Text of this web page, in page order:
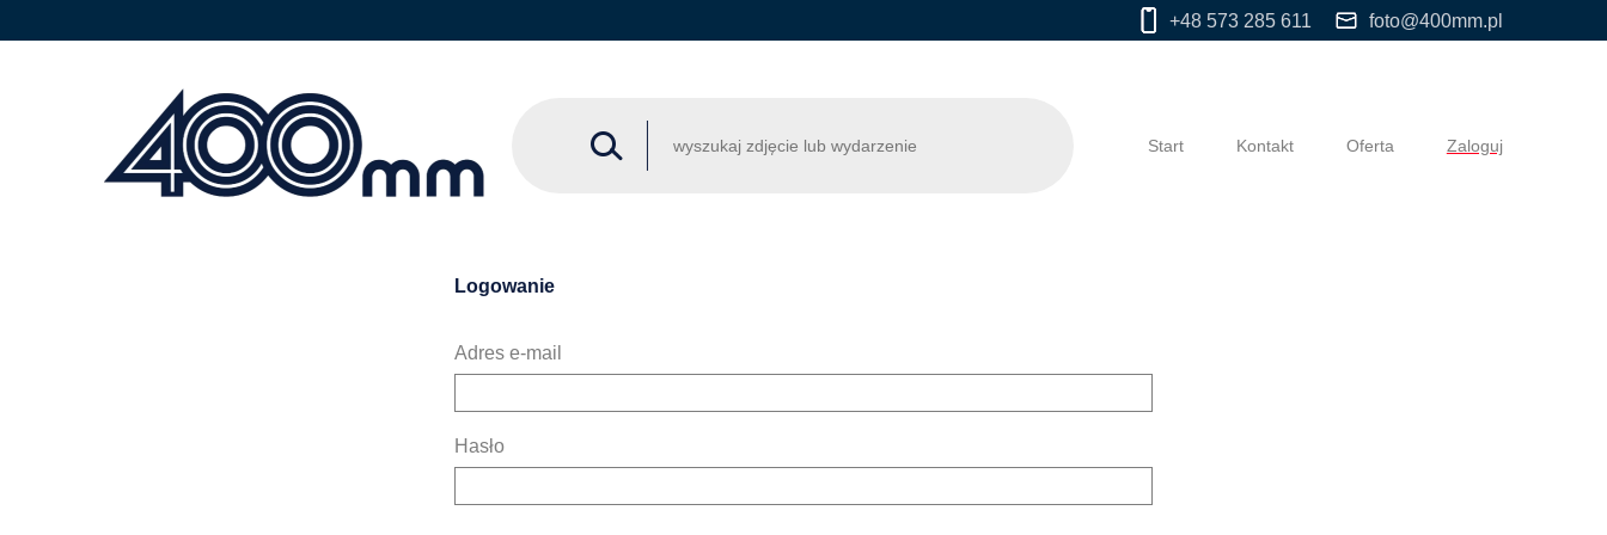
+48 573 285 611 foto@400mm.pl
Start Kontakt Oferta Zaloguj
Logowanie
Adres e-mail
Hasło